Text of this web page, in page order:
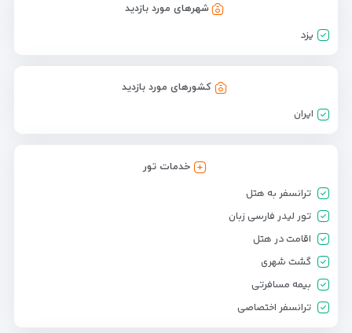
شهرهای مورد بازدید
یزد
کشورهای مورد بازدید
ایران
خدمات تور
ترانسفر به هتل
تور لیدر فارسی زبان
اقامت در هتل
گشت شهری
بیمه مسافرتی
ترانسفر اختصاصی